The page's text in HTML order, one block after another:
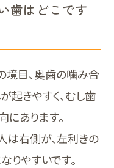
歯はどこです
境目、奥歯の噛み合
起きやすく、むし歯
にあります。
は右側が、左利きの
りやすいです。